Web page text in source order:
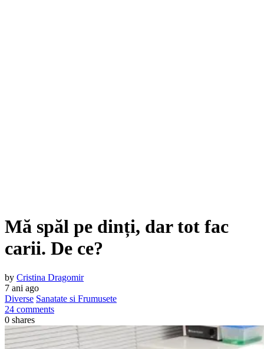
Mă spăl pe dinți, dar tot fac
carii. De ce?
by Cristina Dragomir
7 ani ago
Diverse Sanatate si Frumusete
24 comments
0 shares